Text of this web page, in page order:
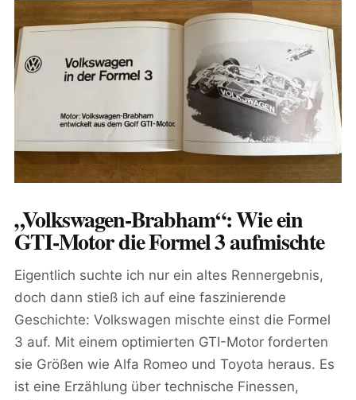
„Volkswagen-Brabham“: Wie ein
GTI-Motor die Formel 3 aufmischte
Eigentlich suchte ich nur ein altes Rennergebnis,
doch dann stieß ich auf eine faszinierende
Geschichte: Volkswagen mischte einst die Formel
3 auf. Mit einem optimierten GTI-Motor forderten
sie Größen wie Alfa Romeo und Toyota heraus. Es
ist eine Erzählung über technische Finessen,